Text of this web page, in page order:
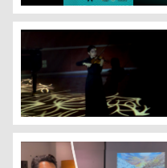
Paris’te “Birkleyn
On yaşındaki kız